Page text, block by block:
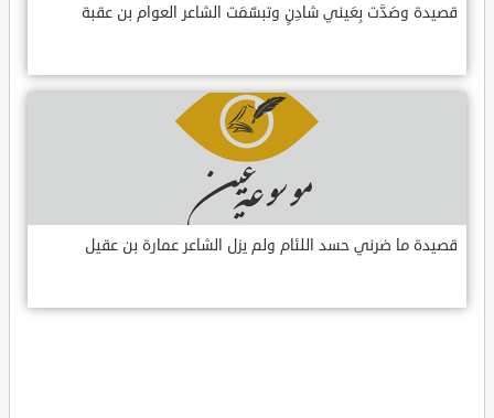
قصيدة وصَدَّت بِعَيني شادِنٍ وتبسّمَت الشاعر العوام بن عقبة
قصيدة ما ضرني حسد اللئام ولم يزل الشاعر عمارة بن عقيل